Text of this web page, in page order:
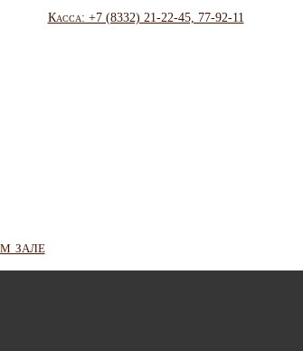
Касса: +7 (8332) 21-22-45, 77-92-11
зале